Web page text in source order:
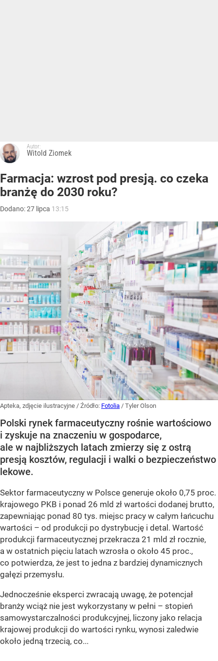
Autor:
Witold Ziomek
Farmacja: wzrost pod presją. co czeka
branżę do 2030 roku?
Dodano:27 lipca 13:15
Apteka, zdjęcie ilustracyjne / Źródło: Fotolia / Tyler Olson
Polski rynek farmaceutyczny rośnie wartościowo
i zyskuje na znaczeniu w gospodarce,
ale w najbliższych latach zmierzy się z ostrą
presją kosztów, regulacji i walki o bezpieczeństwo
lekowe.
Sektor farmaceutyczny w Polsce generuje około 0,75 proc.
krajowego PKB i ponad 26 mld zł wartości dodanej brutto,
zapewniając ponad 80 tys. miejsc pracy w całym łańcuchu
wartości – od produkcji po dystrybucję i detal. Wartość
produkcji farmaceutycznej przekracza 21 mld zł rocznie,
a w ostatnich pięciu latach wzrosła o około 45 proc.,
co potwierdza, że jest to jedna z bardziej dynamicznych
gałęzi przemysłu.
Jednocześnie eksperci zwracają uwagę, że potencjał
branży wciąż nie jest wykorzystany w pełni – stopień
samowystarczalności produkcyjnej, liczony jako relacja
krajowej produkcji do wartości rynku, wynosi zaledwie
około jedną trzecią, co...